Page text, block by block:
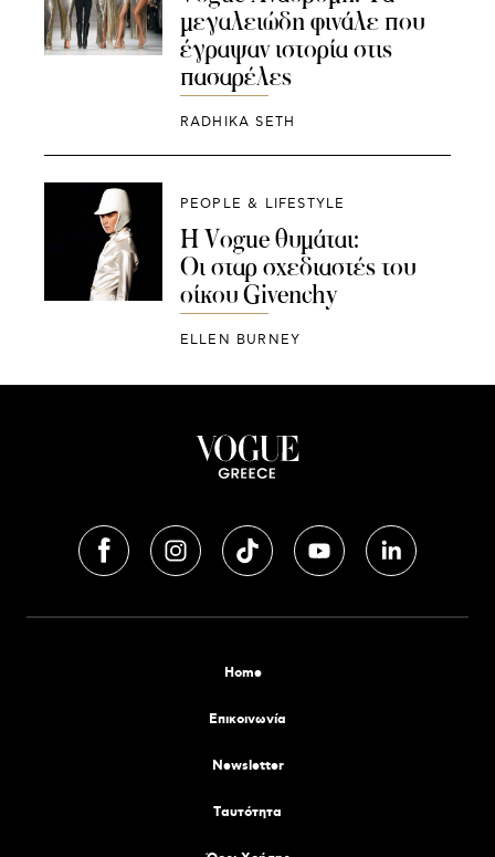
μεγαλειώδη φινάλε που
έγραψαν ιστορία στις
πασαρέλες
RADHIKA SETH
PEOPLE & LIFESTYLE
H Vogue θυμάται:
Οι σταρ σχεδιαστές του
οίκου Givenchy
ELLEN BURNEY
Home
Επικοινωνία
Newsletter
Tαυτότητα